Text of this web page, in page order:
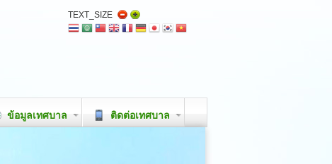
TEXT_SIZE
ข้อมูลเทศบาล ติดต่อเทศบาล